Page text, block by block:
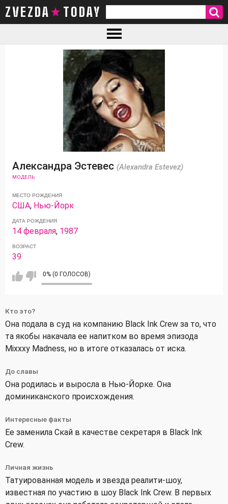
ZVEZDA TODAY
Александра Эстевес (Alexandra Estevez)
МОДЕЛЬ
МЕСТО РОЖДЕНИЯ
США, Нью-Йорк
ДАТА РОЖДЕНИЯ
14 февраля, 1987
ВОЗРАСТ
39
0% (0 ГОЛОСОВ)
Кто это?
Она подала в суд на компанию Black Ink Crew за то, что
та якобы накачала ее напитком во время эпизода
Mixxxy Madness, но в итоге отказалась от иска.
До славы
Она родилась и выросла в Нью-Йорке. Она
доминиканского происхождения.
Интересные факты
Ее заменила Скай в качестве секретаря в Black Ink
Crew.
Личная жизнь
Татуированная модель и звезда реалити-шоу,
известная по участию в шоу Black Ink Crew. В первых